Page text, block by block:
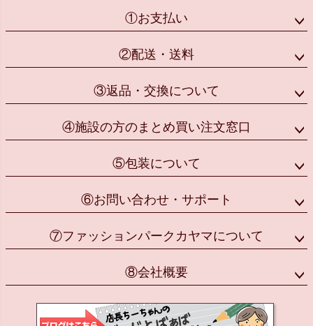
①お支払い
②配送・送料
③返品・交換について
④施設の方のまとめ買い注文窓口
⑤包装について
⑥お問い合わせ・サポート
⑦ファッションパークカヤマについて
⑧会社概要